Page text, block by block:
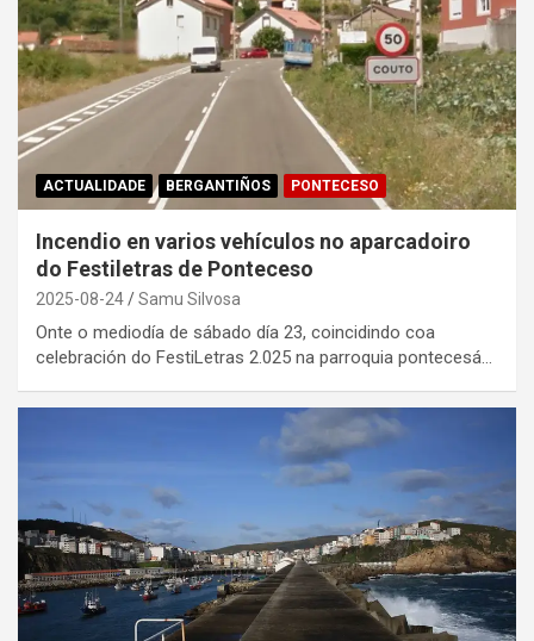
ACTUALIDADE BERGANTIÑOS PONTECESO
Incendio en varios vehículos no aparcadoiro
do Festiletras de Ponteceso
2025-08-24 Samu Silvosa
Onte o mediodía de sábado día 23, coincidindo coa
celebración do FestiLetras 2.025 na parroquia pontecesá…